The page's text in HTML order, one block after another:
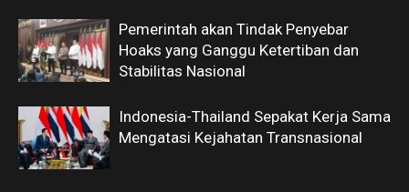
Pemerintah akan Tindak Penyebar
Hoaks yang Ganggu Ketertiban dan
Stabilitas Nasional
Indonesia-Thailand Sepakat Kerja Sama
Mengatasi Kejahatan Transnasional